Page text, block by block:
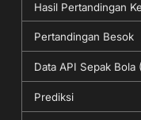
Hasil Pertandingan
Pertandingan Besok
Data API Sepak Bola
Prediksi